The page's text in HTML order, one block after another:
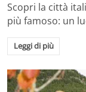
Scopri la città
più famoso: un
Leggi di più